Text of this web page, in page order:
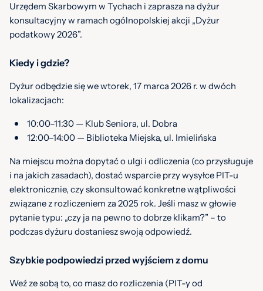
Urzędem Skarbowym w Tychach i zaprasza na dyżur
konsultacyjny w ramach ogólnopolskiej akcji „Dyżur
podatkowy 2026”.
Kiedy i gdzie?
Dyżur odbędzie się we wtorek, 17 marca 2026 r. w dwóch
lokalizacjach:
10:00–11:30 — Klub Seniora, ul. Dobra
12:00–14:00 — Biblioteka Miejska, ul. Imielińska
Na miejscu można dopytać o ulgi i odliczenia (co przysługuje
i na jakich zasadach), dostać wsparcie przy wysyłce PIT-u
elektronicznie, czy skonsultować konkretne wątpliwości
związane z rozliczeniem za 2025 rok. Jeśli masz w głowie
pytanie typu: „czy ja na pewno to dobrze klikam?” – to
podczas dyżuru dostaniesz swoją odpowiedź.
Szybkie podpowiedzi przed wyjściem z domu
Weź ze sobą to, co masz do rozliczenia (PIT-y od